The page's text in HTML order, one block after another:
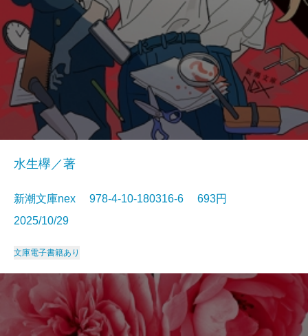
水生欅／著
新潮文庫nex 978-4-10-180316-6 693円
2025/10/29
文庫電子書籍あり